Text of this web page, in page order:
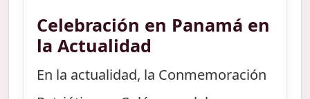
Celebración en Panamá en
la Actualidad
En la actualidad, la Conmemoración